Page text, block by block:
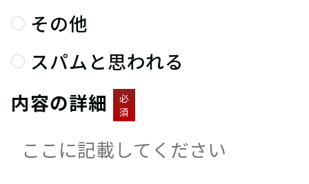
その他
スパムと思われる
内容の詳細
必
須